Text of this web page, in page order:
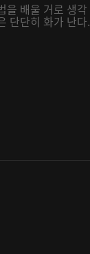
을 배울 거로 생각
단단히 화가 난다.